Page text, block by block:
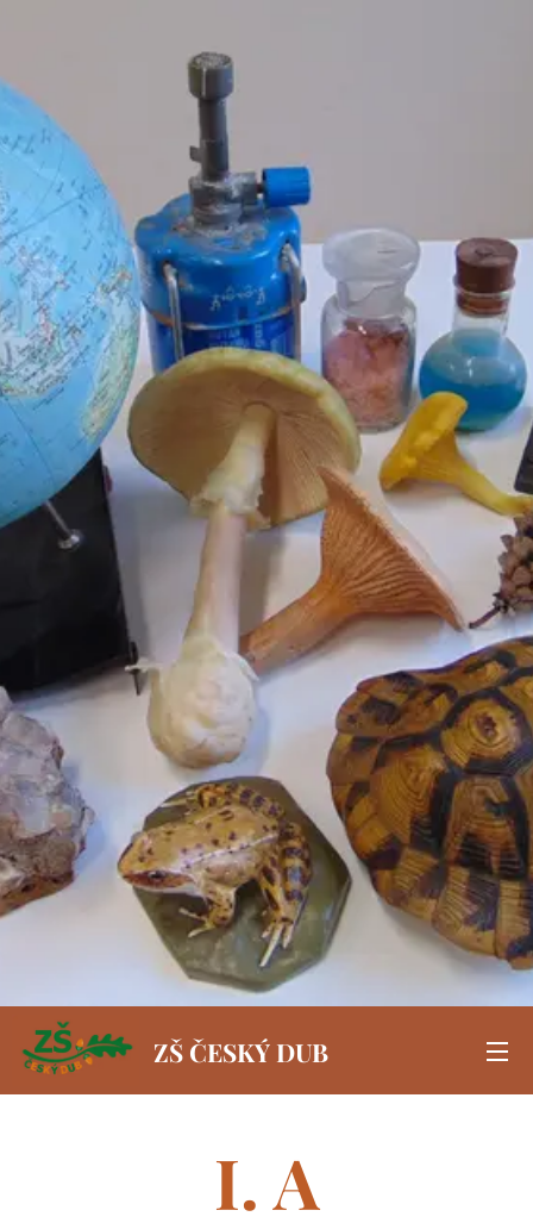
ZŠ ČESKÝ DUB
I. A